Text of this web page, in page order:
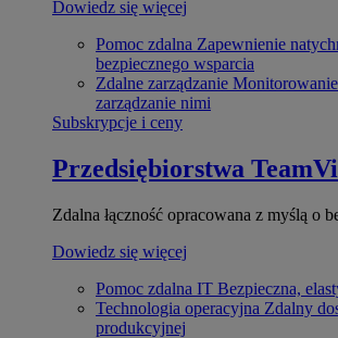
Dowiedz się więcej
Pomoc zdalna Zapewnienie
bezpiecznego wsparcia
Zdalne zarządzanie
zarządzanie nimi
Subskrypcje i ceny
Przedsiębiorstwa
Zdalna łączność opracowana z myślą o
Dowiedz się więcej
Pomoc zdalna IT Bezpieczna,
Technologia operacyjna Zdalny
produkcyjnej